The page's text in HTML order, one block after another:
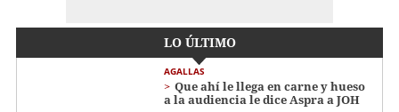
LO ÚLTIMO
AGALLAS
Que ahí le llega en carne y hueso
a la audiencia le dice Aspra a JOH